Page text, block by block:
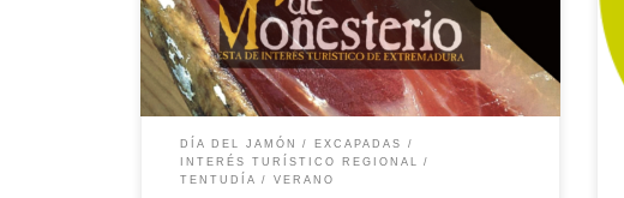
DÍA DEL JAMÓN
EXCAPADAS
INTERÉS TURÍSTICO REGIONAL
TENTUDÍA
VERANO